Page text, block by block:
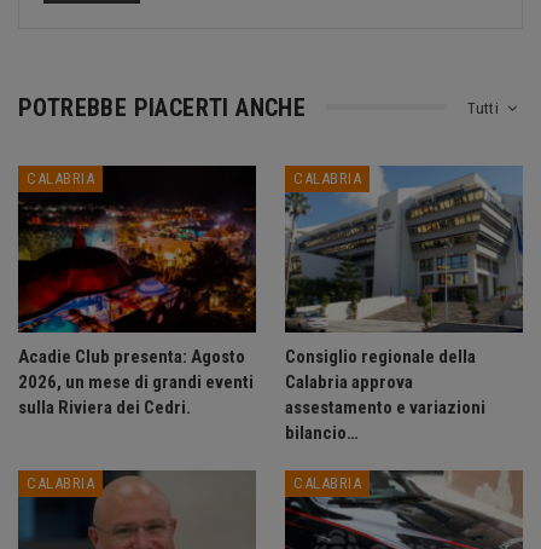
Tutti
POTREBBE PIACERTI ANCHE
CALABRIA
Acadie Club presenta: Agosto
2026, un mese di grandi eventi
sulla Riviera dei Cedri.
CALABRIA
Consiglio regionale della
Calabria approva
assestamento e variazioni
bilancio…
CALABRIA CALABRIA